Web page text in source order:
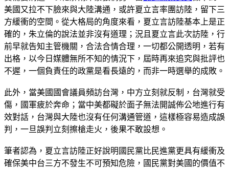
美國又拉不下臉來與大陸溝通，或許夏立言率團訪陸，留下三
方緩衝的空間。從大格局的角度來看，夏立言訪陸基本上是正
確的，朱立倫的說法並非沒有道理；況且夏立言此次訪陸，行
前早就告知主管機關，合法合情合理，一切都公開透明，若有
出格，以今日媒體無所不知的情況下，屆時再來追究與批評也
不遲，一個負責任的政黨是看長遠的，而非一時選舉的成敗。
此外，當美國國會議員頻訪台灣，中方立刻就反制，台灣就受
傷，國軍疲於奔命；當中美都礙於面子無法開誠佈公地進行有
效對話，台灣與大陸也沒有任何溝通管道，這樣極容易造成誤
判，一旦誤判立刻擦槍走火，後果不敢設想。
筆者認為，夏立言訪陸正好說明國民黨比民進黨更具有緩衝及
確保美中台三方不發生不可預知危險，國民黨對美國的價值不